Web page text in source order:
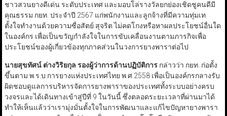
ชาวสวนยางดีเด่น ระดับประเทศ และมอบโล่รางวัลยกย่องเชิดชูคนดีมี
คุณธรรม กยท. ประจำปี 2567 แก่พนักงานและลูกจ้างที่มีความทุ่มเท
ตั้งใจทำงานด้วยความซื่อสัตย์ สุจริต ไม่คดโกงหรือหาผลประโยชน์อื่นใด
ในองค์กร เพื่อเป็นขวัญกำลังใจในการขับเคลื่อนงานตามภารกิจเพื่อ
ประโยชน์ของผู้เกี่ยวข้องทุกภาคส่วนในวงการยางพาราต่อไป
นายสุขทัศน์ ต่างวิริยกุล รองผู้ว่าการด้านปฏิบัติการกล่าวว่า กยท. ก่อตั้ง
ขึ้นตาม พ.ร.บ.การยางแห่งประเทศไทย พ.ศ.2558 เพื่อเป็นองค์กรกลางรับ
ผิดชอบดูแลการบริหารจัดการยางพาราของประเทศทั้งระบบอย่างครบ
วงจรและได้เดินทางเข้าสู่ปีที่ 9 ในวันนี้ ซึ่งตลอดระยะเวลาที่ผ่านมาได้
ทำให้เห็นแล้วว่าเรามุ่งมั่นตั้งใจในการพัฒนาและแก้ไขปัญหายางพารา